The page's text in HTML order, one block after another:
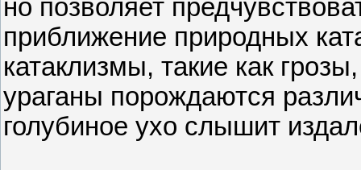
но позволяет
приближение природных
катаклизмы, такие как
ураганы порождаются
голубиное ухо слышит